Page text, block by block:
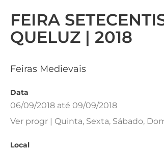
FEIRA
QUELUZ | 2018
Feiras Medievais
Data
06/09/2018 até 09/09/2018
Ver progr | Quinta, Sexta, Sábado,
Local